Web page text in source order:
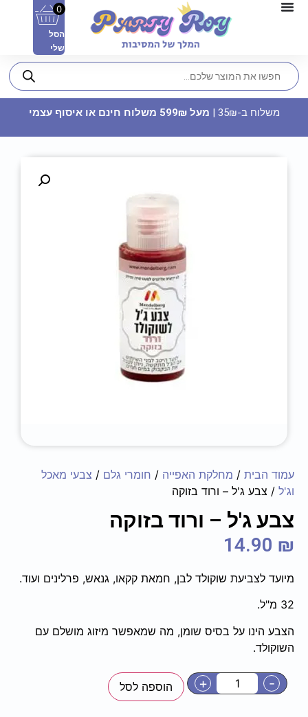
18₪
0
הסל
שלי
משלוח ב-35₪ | מעל 599₪ משלוח חינם או איסוף עצמי
עמוד הבית / מחלקת האפייה / חומרי גלם / צבעי מאכל
וג'ל / צבע ג'ל – ורוד בזוקה
צבע ג'ל – ורוד בזוקה
14.90 ₪
מיועד לצביעת שוקולד לבן, חמאת קקאו, גנאש, פרלינים ועוד.
32 מ"ל.
הצבע הינו על בסיס שומן, מה שמאפשר מיזוג מושלם עם
השוקולד.
-
+ הוספה לסל